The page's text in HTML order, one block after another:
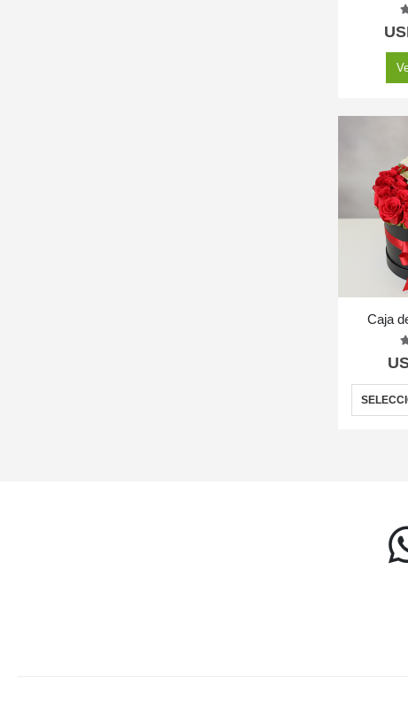
Caja